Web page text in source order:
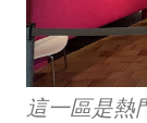
這一區是熱